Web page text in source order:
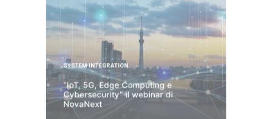
SYSTEM INTEGRATION
“IoT, 5G, Edge Computing e
Cybersecurity” il webinar di